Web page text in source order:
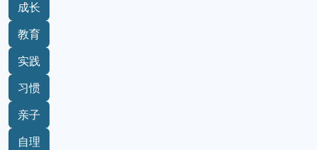
成长
教育
实践
习惯
亲子
自理